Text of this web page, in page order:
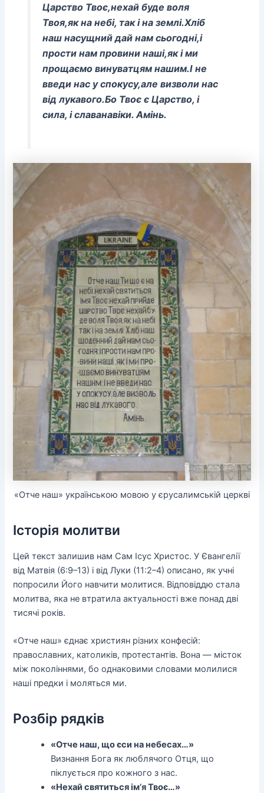
Царство Твоє,нехай буде воля
Твоя,як на небі, так і на землі.Хліб
наш насущний дай нам сьогодні,і
прости нам провини наші,як і ми
прощаємо винуватцям нашим.І не
введи нас у спокусу,але визволи нас
від лукавого.Бо Твоє є Царство, і
сила, і славанавіки. Амінь.
«Отче наш» українською мовою у єрусалимській церкві
Історія молитви
Цей текст залишив нам Сам Ісус Христос. У Євангелії
від Матвія (6:9–13) і від Луки (11:2–4) описано, як учні
попросили Його навчити молитися. Відповіддю стала
молитва, яка не втратила актуальності вже понад дві
тисячі років.
«Отче наш» єднає християн різних конфесій:
православних, католиків, протестантів. Вона — місток
між поколіннями, бо однаковими словами молилися
наші предки і моляться ми.
Розбір рядків
«Отче наш, що єси на небесах…»
Визнання Бога як люблячого Отця, що
піклується про кожного з нас.
«Нехай святиться ім’я Твоє…»